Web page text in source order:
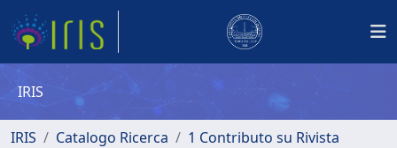
IRIS
IRIS Catalogo Ricerca
1 Contributo su Rivista